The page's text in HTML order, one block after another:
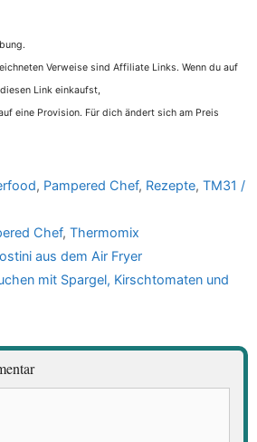
Verweise sind Affiliate Links. Wenn du auf
Link einkaufst,
eine Provision. Für dich ändert sich am Preis
, Pampered Chef, Rezepte, TM31 /
Chef, Thermomix
aus dem Air Fryer
mit Spargel, Kirschtomaten und